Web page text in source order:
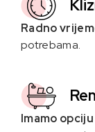
Radno
potrebama.
Imamo